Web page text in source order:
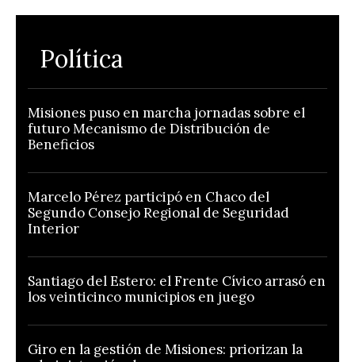
Política
Misiones puso en marcha jornadas sobre el
futuro Mecanismo de Distribución de
Beneficios
Marcelo Pérez participó en Chaco del
Segundo Consejo Regional de Seguridad
Interior
Santiago del Estero: el Frente Cívico arrasó en
los veinticinco municipios en juego
Giro en la gestión de Misiones: priorizan la